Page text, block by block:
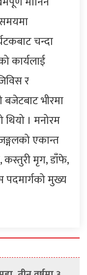
समयमा
चन्दा
कार्यलाई
र
भीरमा
थियो । मनोरम
एकान्त
मृग, डाँफे,
मुख्य